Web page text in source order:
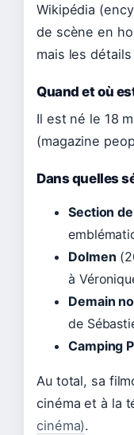
Wikipédia
de scène en
mais les
Quand et où
Il est né le 18
(magazine
Dans quelles
Section
Dolmen
à
Demain
de
Camping
Au total, sa
cinéma et à la
cinéma).